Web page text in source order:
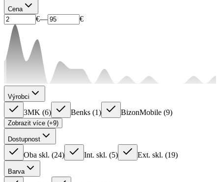
Cena
€— €
Výrobci
3MK (6) Benks (1) BizonMobile (9)
Zobrazit více (+9)
Dostupnost
Oba skl. (24) Int. skl. (5) Ext. skl. (19)
Barva